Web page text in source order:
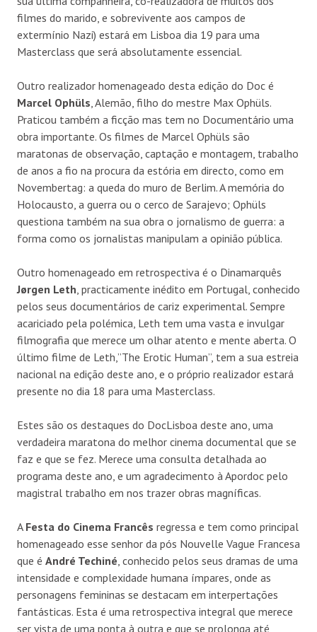
filmes do marido, e sobrevivente aos campos de
extermínio Nazi) estará em Lisboa dia 19 para uma
Masterclass que será absolutamente essencial.
Outro realizador homenageado desta edição do Doc é
Marcel Ophüls , Alemão, filho do mestre Max Ophüls.
Praticou também a ficção mas tem no Documentário uma
obra importante. Os filmes de Marcel Ophüls são
maratonas de observação, captação e montagem, trabalho
de anos a fio na procura da estória em directo, como em
Novembertag: a queda do muro de Berlim. A memória do
Holocausto, a guerra ou o cerco de Sarajevo; Ophüls
questiona também na sua obra o jornalismo de guerra: a
forma como os jornalistas manipulam a opinião pública.
Outro homenageado em retrospectiva é o Dinamarquês
Jørgen Leth , practicamente inédito em Portugal, conhecido
pelos seus documentários de cariz experimental. Sempre
acariciado pela polémica, Leth tem uma vasta e invulgar
filmografia que merece um olhar atento e mente aberta. O
último filme de Leth,”The Erotic Human”, tem a sua estreia
nacional na edição deste ano, e o próprio realizador estará
presente no dia 18 para uma Masterclass.
Estes são os destaques do DocLisboa deste ano, uma
verdadeira maratona do melhor cinema documental que se
faz e que se fez. Merece uma consulta detalhada ao
programa deste ano, e um agradecimento à Apordoc pelo
magistral trabalho em nos trazer obras magníficas.
A Festa do Cinema Francês regressa e tem como principal
homenageado esse senhor da pós Nouvelle Vague Francesa
que é André Techiné , conhecido pelos seus dramas de uma
intensidade e complexidade humana ímpares, onde as
personagens femininas se destacam em interpertações
fantásticas. Esta é uma retrospectiva integral que merece
ser vista de uma ponta à outra e que se prolonga até